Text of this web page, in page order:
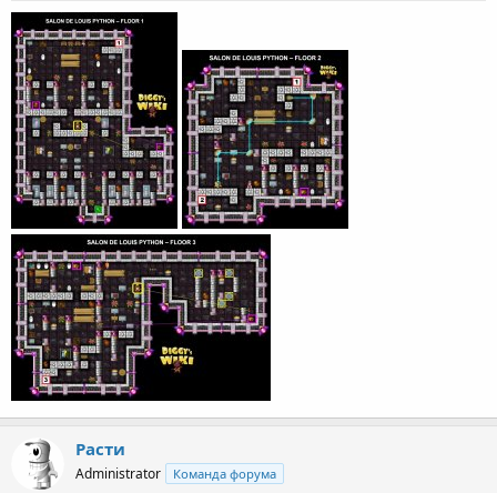
Расти
Administrator Команда форума